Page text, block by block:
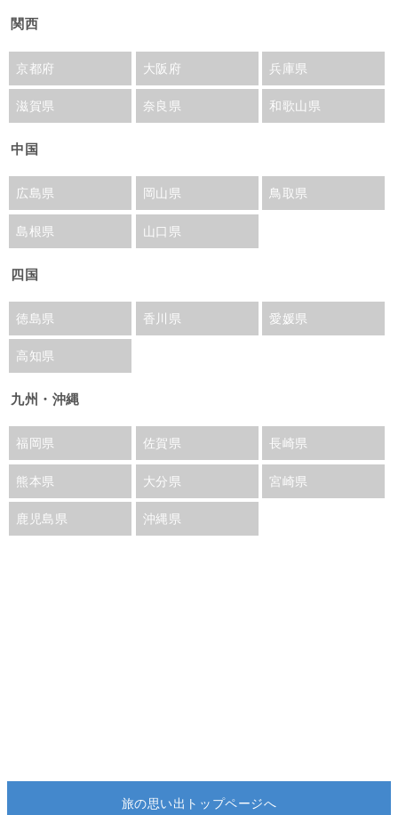
関西
京都府 大阪府 兵庫県
滋賀県 奈良県 和歌山県
中国
広島県 岡山県 鳥取県
島根県 山口県
四国
徳島県 香川県 愛媛県
高知県
九州・沖縄
福岡県 佐賀県 長崎県
熊本県 大分県 宮崎県
鹿児島県 沖縄県
旅の思い出トップページへ